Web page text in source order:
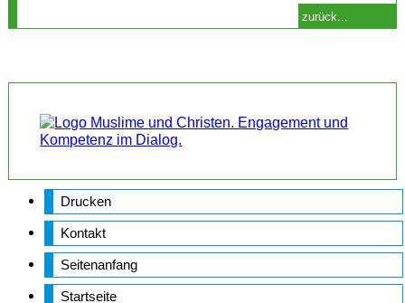
zurück...
Drucken
Kontakt
Seitenanfang
Startseite